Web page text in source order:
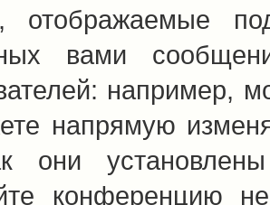
отображаемые
вами
например,
напрямую
они
конференцию